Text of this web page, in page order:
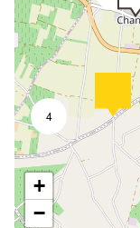
4
+
−